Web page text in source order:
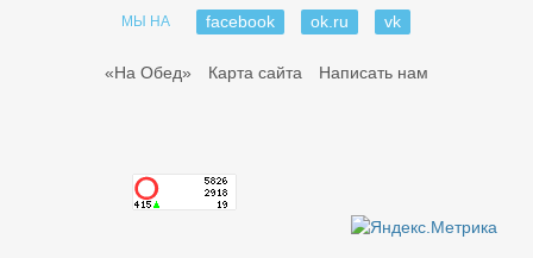
МЫ НА facebook ok.ru vk
«На Обед» Карта сайта Написать нам